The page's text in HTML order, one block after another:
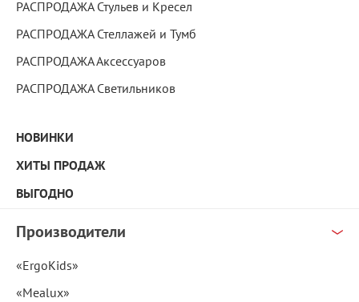
РАСПРОДАЖА Стульев и Кресел
РАСПРОДАЖА Стеллажей и Тумб
РАСПРОДАЖА Аксессуаров
РАСПРОДАЖА Светильников
НОВИНКИ
ХИТЫ ПРОДАЖ
ВЫГОДНО
Производители
«ErgoKids»
«Mealux»